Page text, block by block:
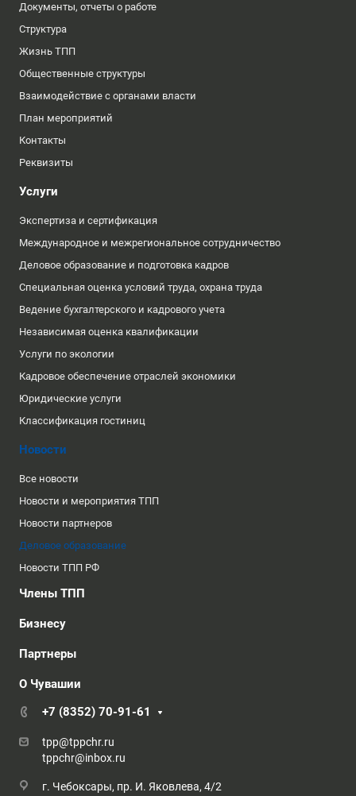
Документы, отчеты о работе
Структура
Жизнь ТПП
Общественные структуры
Взаимодействие с органами власти
План мероприятий
Контакты
Реквизиты
Услуги
Экспертиза и сертификация
Международное и межрегиональное сотрудничество
Деловое образование и подготовка кадров
Специальная оценка условий труда, охрана труда
Ведение бухгалтерского и кадрового учета
Независимая оценка квалификации
Услуги по экологии
Кадровое обеспечение отраслей экономики
Юридические услуги
Классификация гостиниц
Новости
Все новости
Новости и мероприятия ТПП
Новости партнеров
Деловое образование
Новости ТПП РФ
Члены ТПП
Бизнесу
Партнеры
О Чувашии
+7 (8352) 70-91-61
tpp@tppchr.ru
tppchr@inbox.ru
г. Чебоксары, пр. И. Яковлева, 4/2